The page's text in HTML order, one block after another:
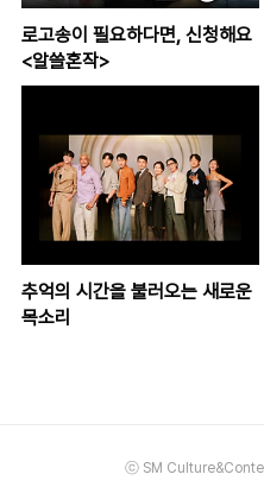
로고송이 필요하다면, 신청해요
<알쓸혼작>
추억의 시간을 불러오는 새로운
목소리
ⓒ SM